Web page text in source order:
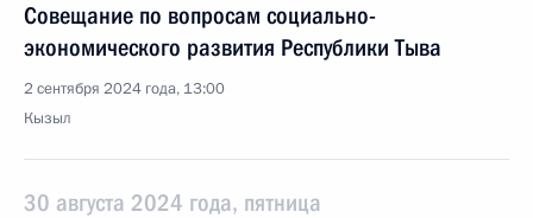
Совещание по вопросам социально-
экономического развития Республики Тыва
2 сентября 2024 года, 13:00
Кызыл
30 августа 2024 года, пятница